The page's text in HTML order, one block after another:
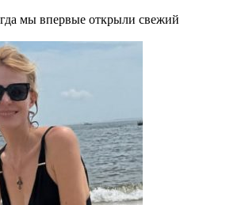
мы впервые открыли свежий